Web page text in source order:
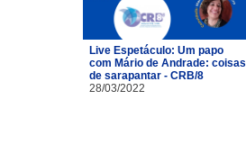
Live Espetáculo: Um papo
com Mário de Andrade: coisas
de sarapantar - CRB/8
28/03/2022